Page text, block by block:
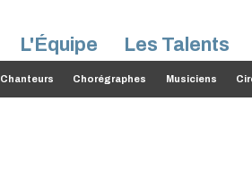
L'Équipe Les Talents
Chanteurs Chorégraphes Musiciens